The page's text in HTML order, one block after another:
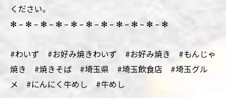
ください。
✻ – ✻ – ✻ – ✻ – ✻ – ✻ – ✻ – ✻ – ✻ – ✻ – ✻
#わいず #お好み焼きわいず #お好み焼き #もんじゃ
焼き #焼きそば #埼玉県 #埼玉飲食店 #埼玉グル
メ #にんにく牛めし #牛めし